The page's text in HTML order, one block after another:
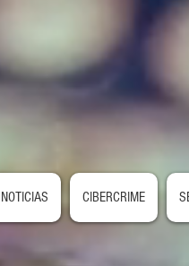
NOTICIAS CIBERCRIME